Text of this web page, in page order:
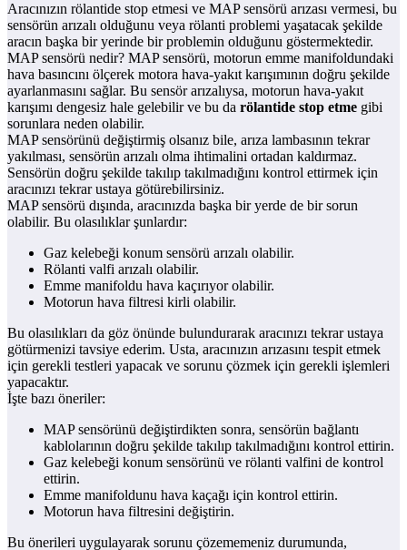
Aracınızın rölantide stop etmesi ve MAP sensörü arızası vermesi, bu
sensörün arızalı olduğunu veya rölanti problemi yaşatacak şekilde
aracın başka bir yerinde bir problemin olduğunu göstermektedir.
MAP sensörü nedir? MAP sensörü, motorun emme manifoldundaki
hava basıncını ölçerek motora hava-yakıt karışımının doğru şekilde
ayarlanmasını sağlar. Bu sensör arızalıysa, motorun hava-yakıt
karışımı dengesiz hale gelebilir ve bu da rölantide stop etme gibi
sorunlara neden olabilir.
MAP sensörünü değiştirmiş olsanız bile, arıza lambasının tekrar
yakılması, sensörün arızalı olma ihtimalini ortadan kaldırmaz.
Sensörün doğru şekilde takılıp takılmadığını kontrol ettirmek için
aracınızı tekrar ustaya götürebilirsiniz.
MAP sensörü dışında, aracınızda başka bir yerde de bir sorun
olabilir. Bu olasılıklar şunlardır:
Gaz kelebeği konum sensörü arızalı olabilir.
Rölanti valfi arızalı olabilir.
Emme manifoldu hava kaçırıyor olabilir.
Motorun hava filtresi kirli olabilir.
Bu olasılıkları da göz önünde bulundurarak aracınızı tekrar ustaya
götürmenizi tavsiye ederim. Usta, aracınızın arızasını tespit etmek
için gerekli testleri yapacak ve sorunu çözmek için gerekli işlemleri
yapacaktır.
İşte bazı öneriler:
MAP sensörünü değiştirdikten sonra, sensörün bağlantı
kablolarının doğru şekilde takılıp takılmadığını kontrol ettirin.
Gaz kelebeği konum sensörünü ve rölanti valfini de kontrol
ettirin.
Emme manifoldunu hava kaçağı için kontrol ettirin.
Motorun hava filtresini değiştirin.
Bu önerileri uygulayarak sorunu çözememeniz durumunda,